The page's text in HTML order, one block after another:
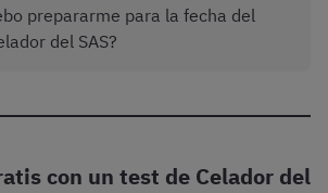
prepararme para la fecha del
del SAS?
con un test de Celador del